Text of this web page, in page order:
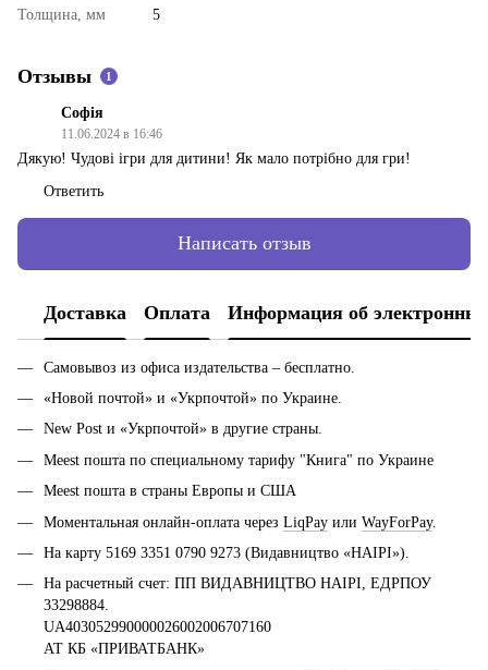
Толщина, мм
5
Отзывы 1
Софія
11.06.2024 в 16:46
Дякую! Чудові ігри для дитини! Як мало потрібно для гри!
Ответить
Написать отзыв
Доставка Оплата Информация об
Самовывоз из офиса издательства – бесплатно.
«Новой почтой» и «Укрпочтой» по Украине.
New Post и «Укрпочтой» в другие страны.
Meest пошта по специальному тарифу "Книга" по Украине
Meest пошта в страны Европы и США
Моментальная онлайн-оплата через LiqPay или WayForPay.
На карту 5169 3351 0790 9273 (Видавництво «НАІРІ»).
На расчетный счет: ПП ВИДАВНИЦТВО НАІРІ, ЕДРПОУ
33298884.
UA403052990000026002006707160
АТ КБ «ПРИВАТБАНК»